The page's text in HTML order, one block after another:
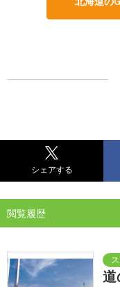
シェアする
閲覧履歴